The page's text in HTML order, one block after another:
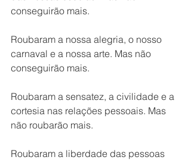
conseguirão mais.
Roubaram a nossa alegria, o nosso
carnaval e a nossa arte. Mas não
conseguirão mais.
Roubaram a sensatez, a civilidade e a
cortesia nas relações pessoais. Mas
não roubarão mais.
Roubaram a liberdade das pessoas